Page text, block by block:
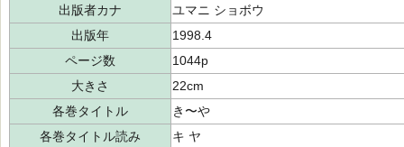
出版者カナ
ユマニ ショボウ
出版年
1998.4
ページ数
1044p
大きさ
22cm
各巻タイトル
き〜や
各巻タイトル読み
キ ヤ